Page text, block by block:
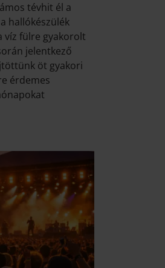
tévhit él a
hallókészülék
víz fülre gyakorolt
jelentkező
öt gyakori
érdemes